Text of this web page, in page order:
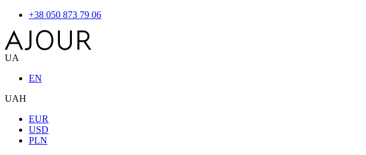
+38 050 873 79 06
UA
EN
UAH
EUR
USD
PLN